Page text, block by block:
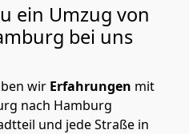
ein Umzug von
bei uns
wir Erfahrungen mit
nach Hamburg
und jede Straße in